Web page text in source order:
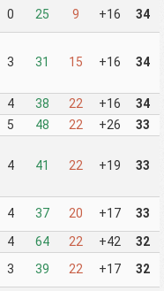
0 25 9 +16 34
3 31 15 +16 34
4 38 22 +16 34
5 48 22 +26 33
4 41 22 +19 33
4 37 20 +17 33
4 64 22 +42 32
3 39 22 +17 32